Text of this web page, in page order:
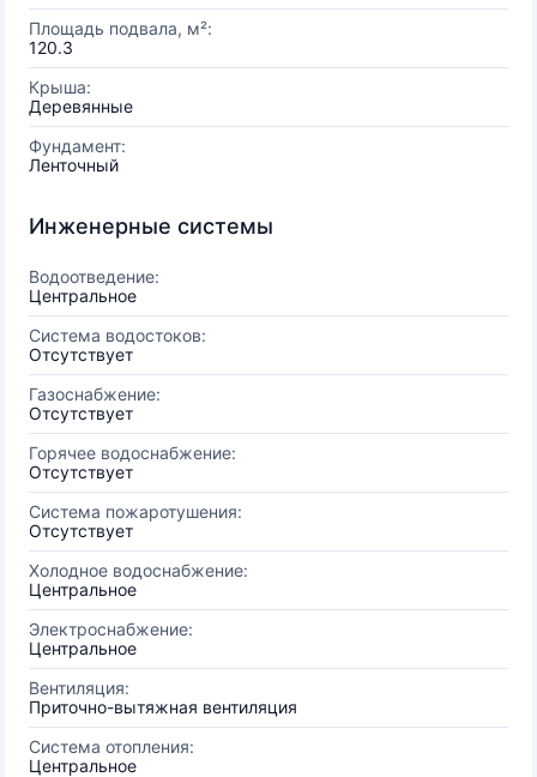
Площадь подвала, м²:
120.3
Крыша:
Деревянные
Фундамент:
Ленточный
Инженерные системы
Водоотведение:
Центральное
Система водостоков:
Отсутствует
Газоснабжение:
Отсутствует
Горячее водоснабжение:
Отсутствует
Система пожаротушения:
Отсутствует
Холодное водоснабжение:
Центральное
Электроснабжение:
Центральное
Вентиляция:
Приточно-вытяжная вентиляция
Система отопления:
Центральное